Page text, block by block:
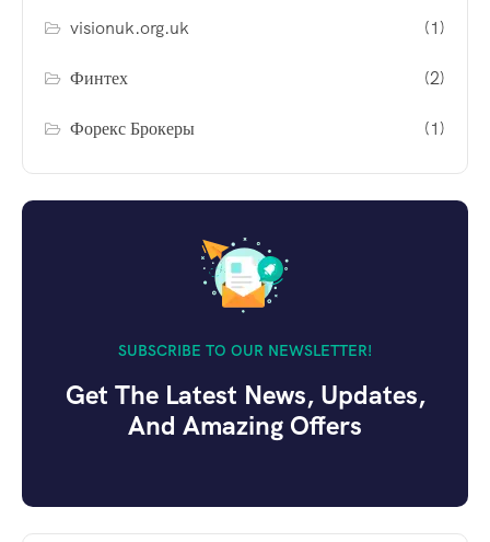
visionuk.org.uk (1)
Финтех (2)
Форекс Брокеры (1)
SUBSCRIBE TO OUR NEWSLETTER!
Get The Latest News, Updates,
And Amazing Offers